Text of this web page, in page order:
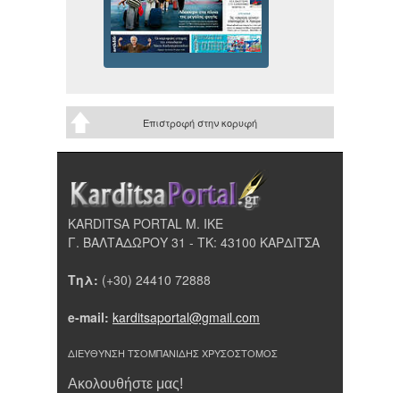
Επιστροφή στην κορυφή
KARDITSA PORTAL Μ. ΙΚΕ
Γ. ΒΑΛΤΑΔΩΡΟΥ 31 - ΤΚ: 43100 ΚΑΡΔΙΤΣΑ
Τηλ: (+30) 24410 72888
e-mail: karditsaportal@gmail.com
ΔΙΕΥΘΥΝΣΗ ΤΣΟΜΠΑΝΙΔΗΣ ΧΡΥΣΟΣΤΟΜΟΣ
Ακολουθήστε μας!